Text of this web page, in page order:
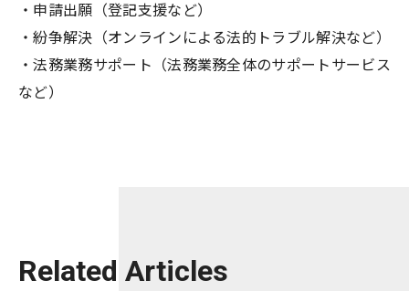
・申請出願（登記支援など）
・紛争解決（オンラインによる法的トラブル解決など）
・法務業務サポート（法務業務全体のサポートサービス
など）
Related Articles